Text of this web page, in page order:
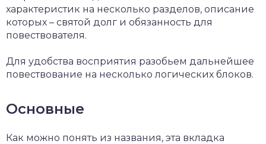
характеристик на несколько разделов, описание
которых – святой долг и обязанность для
повествователя.
Для удобства восприятия разобьем дальнейшее
повествование на несколько логических блоков.
Основные
Как можно понять из названия, эта вкладка